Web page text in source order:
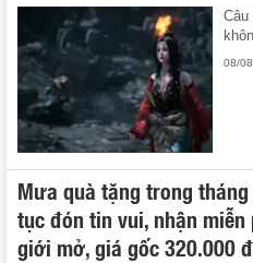
Câu
08/
Mưa quà tặng trong
tục đón tin vui, nhận
giới mở, giá gốc 320.000